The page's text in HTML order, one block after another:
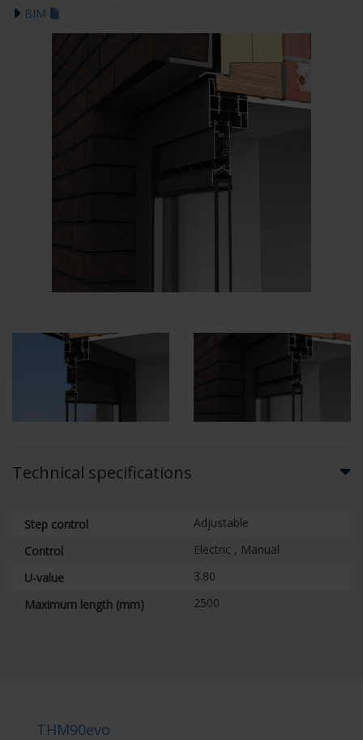
BIM
Technical specifications
Step control
Adjustable
Control
Electric , Manual
U-value
3.80
Maximum length (mm)
2500
THM90evo